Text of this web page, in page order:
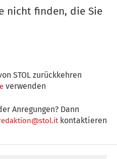
nicht finden, die Sie
STOL zurückkehren
verwenden
Anregungen? Dann
kontaktieren